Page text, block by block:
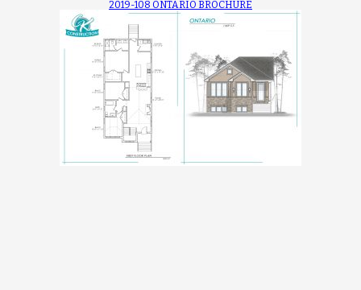
2019-108 ONTARIO BROCHURE